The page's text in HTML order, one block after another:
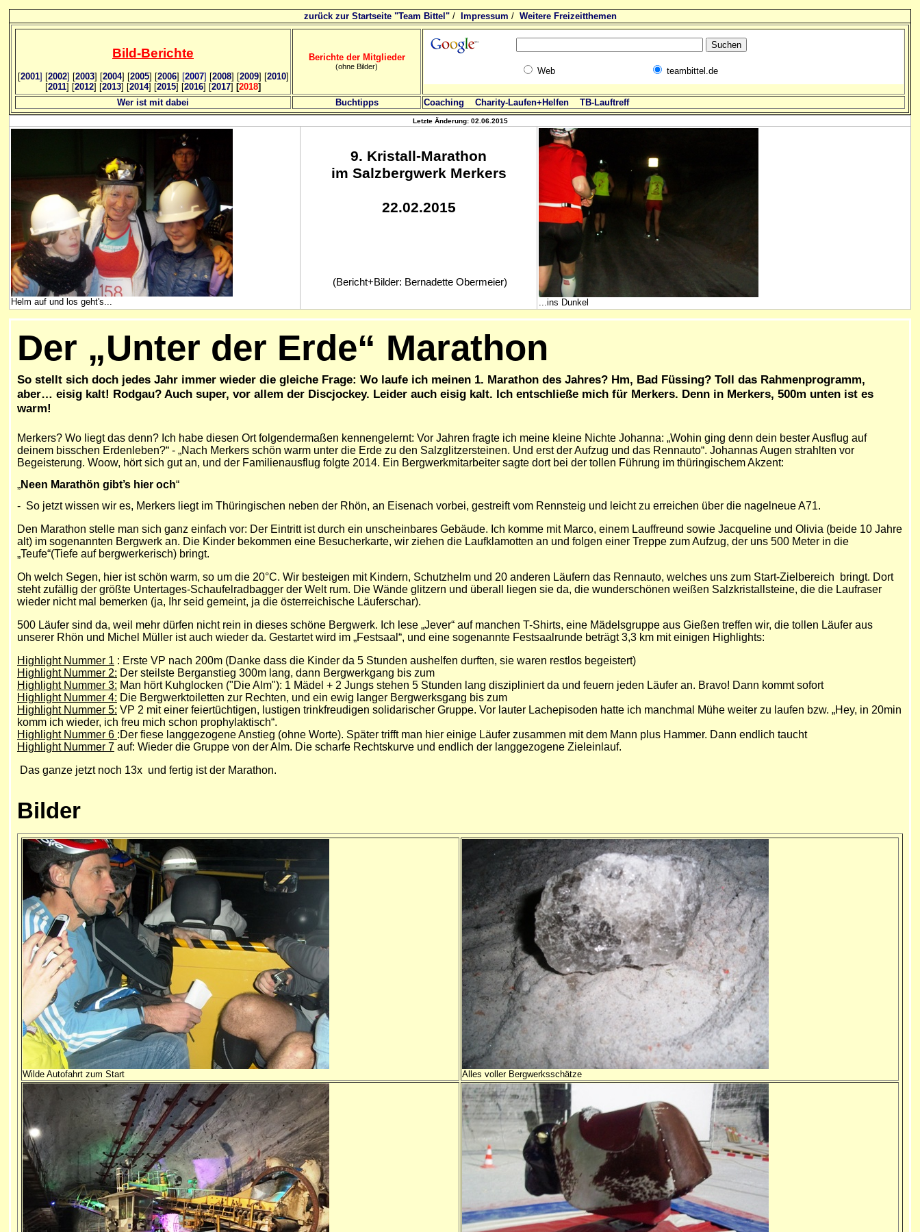
zurück zur Startseite "Team Bittel"/ Impressum / Weitere Freizeitthemen
Bild-Berichte
[2001] [2002] [2003] [2004] [2005] [2006] [2007] [2008] [2009] [2010]
[2011] [2012] [2013] [2014] [2015] [2016] [2017] [2018]
Berichte der Mitglieder
(ohne Bilder) Web teambittel.de
Wer ist mit dabei Buchtipps Coaching Charity-Laufen+Helfen TB-Lauftreff
Letzte Änderung: 02.06.2015
Helm auf und los geht's...
9. Kristall-Marathon
im Salzbergwerk Merkers
22.02.2015
(Bericht+Bilder: Bernadette Obermeier)
...ins Dunkel
Der „Unter der Erde“ Marathon
So stellt sich doch jedes Jahr immer wieder die gleiche Frage: Wo laufe ich meinen 1. Marathon des Jahres? Hm, Bad Füssing? Toll das Rahmenprogramm,
aber… eisig kalt! Rodgau? Auch super, vor allem der Discjockey. Leider auch eisig kalt. Ich entschließe mich für Merkers. Denn in Merkers, 500m unten ist es
warm!
Merkers? Wo liegt das denn? Ich habe diesen Ort folgendermaßen kennengelernt: Vor Jahren fragte ich meine kleine Nichte Johanna: „Wohin ging denn dein bester Ausflug auf
deinem bisschen Erdenleben?“ - „Nach Merkers schön warm unter die Erde zu den Salzglitzersteinen. Und erst der Aufzug und das Rennauto“. Johannas Augen strahlten vor
Begeisterung. Woow, hört sich gut an, und der Familienausflug folgte 2014. Ein Bergwerkmitarbeiter sagte dort bei der tollen Führung im thüringischem Akzent:
„Neen Marathön gibt’s hier och“
- So jetzt wissen wir es, Merkers liegt im Thüringischen neben der Rhön, an Eisenach vorbei, gestreift vom Rennsteig und leicht zu erreichen über die nagelneue A71.
Den Marathon stelle man sich ganz einfach vor: Der Eintritt ist durch ein unscheinbares Gebäude. Ich komme mit Marco, einem Lauffreund sowie Jacqueline und Olivia (beide 10 Jahre
alt) im sogenannten Bergwerk an. Die Kinder bekommen eine Besucherkarte, wir ziehen die Laufklamotten an und folgen einer Treppe zum Aufzug, der uns 500 Meter in die
„Teufe“(Tiefe auf bergwerkerisch) bringt.
Oh welch Segen, hier ist schön warm, so um die 20°C. Wir besteigen mit Kindern, Schutzhelm und 20 anderen Läufern das Rennauto, welches uns zum Start-Zielbereich bringt. Dort
steht zufällig der größte Untertages-Schaufelradbagger der Welt rum. Die Wände glitzern und überall liegen sie da, die wunderschönen weißen Salzkristallsteine, die die Laufraser
wieder nicht mal bemerken (ja, Ihr seid gemeint, ja die österreichische Läuferschar).
500 Läufer sind da, weil mehr dürfen nicht rein in dieses schöne Bergwerk. Ich lese „Jever“ auf manchen T-Shirts, eine Mädelsgruppe aus Gießen treffen wir, die tollen Läufer aus
unserer Rhön und Michel Müller ist auch wieder da. Gestartet wird im „Festsaal“, und eine sogenannte Festsaalrunde beträgt 3,3 km mit einigen Highlights:
Highlight Nummer 1 : Erste VP nach 200m (Danke dass die Kinder da 5 Stunden aushelfen durften, sie waren restlos begeistert)
Highlight Nummer 2: Der steilste Berganstieg 300m lang, dann Bergwerkgang bis zum
Highlight Nummer 3: Man hört Kuhglocken ("Die Alm"): 1 Mädel + 2 Jungs stehen 5 Stunden lang diszipliniert da und feuern jeden Läufer an. Bravo! Dann kommt sofort
Highlight Nummer 4: Die Bergwerktoiletten zur Rechten, und ein ewig langer Bergwerksgang bis zum
Highlight Nummer 5: VP 2 mit einer feiertüchtigen, lustigen trinkfreudigen solidarischer Gruppe. Vor lauter Lachepisoden hatte ich manchmal Mühe weiter zu laufen bzw. „Hey, in 20min
komm ich wieder, ich freu mich schon prophylaktisch“.
Highlight Nummer 6 :Der fiese langgezogene Anstieg (ohne Worte). Später trifft man hier einige Läufer zusammen mit dem Mann plus Hammer. Dann endlich taucht
Highlight Nummer 7 auf: Wieder die Gruppe von der Alm. Die scharfe Rechtskurve und endlich der langgezogene Zieleinlauf.
Das ganze jetzt noch 13x und fertig ist der Marathon.
Bilder
Wilde Autofahrt zum Start Alles voller Bergwerksschätze